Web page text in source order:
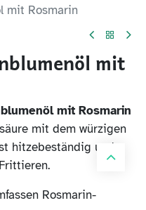
mit Rosmarin
mit
mit Rosmarin
mit dem würzigen
hitzebeständig und
Rosmarin-